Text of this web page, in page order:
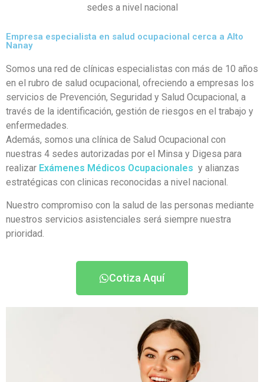
sedes a nivel nacional
Empresa especialista en salud ocupacional cerca a Alto
Nanay
Somos una red de clínicas especialistas con más de 10 años
en el rubro de salud ocupacional, ofreciendo a empresas los
servicios de Prevención, Seguridad y Salud Ocupacional, a
través de la identificación, gestión de riesgos en el trabajo y
enfermedades.
Además, somos una clínica de Salud Ocupacional con
nuestras 4 sedes autorizadas por el Minsa y Digesa para
realizar Exámenes Médicos Ocupacionales y alianzas
estratégicas con clinicas reconocidas a nivel nacional.
Nuestro compromiso con la salud de las personas mediante
nuestros servicios asistenciales será siempre nuestra
prioridad.
Cotiza Aquí